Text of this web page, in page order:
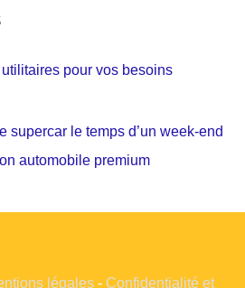
pour vos besoins
supercar le temps d’un week-end
automobile premium
légales- Confidentialité et